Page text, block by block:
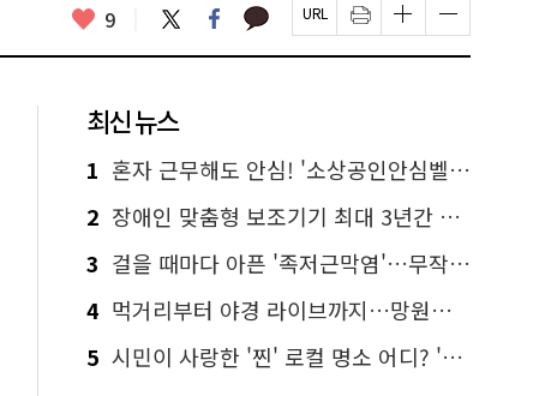
좋
요
9 트
위
터
페
이
스
카
카 페
이
지
인
쇄
하
글
자
크
하
기
글
자
크
하
기
최신 뉴스
1 혼자 근무해도 안심! '소상공인안심벨' 신청하세요
2 장애인 맞춤형 보조기기 최대 3년간 무상 대여…삶의 질 높인다
3 걸을 때마다 아픈 '족저근막염'…무작정 참지 말고 '이것' 해보세요!
4 먹거리부터 야경 라이브까지…망원한강공원 알짜 코스
5 시민이 사랑한 '찐' 로컬 명소 어디? '서울에디션25' 추천 코스